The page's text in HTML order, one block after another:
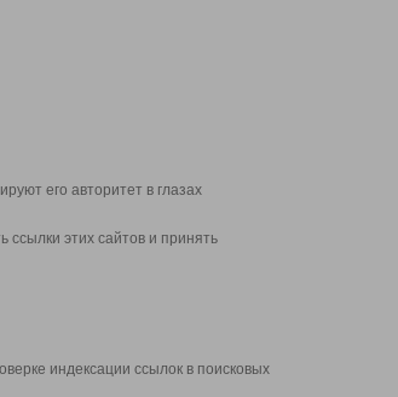
его авторитет в глазах
этих сайтов и принять
индексации ссылок в поисковых